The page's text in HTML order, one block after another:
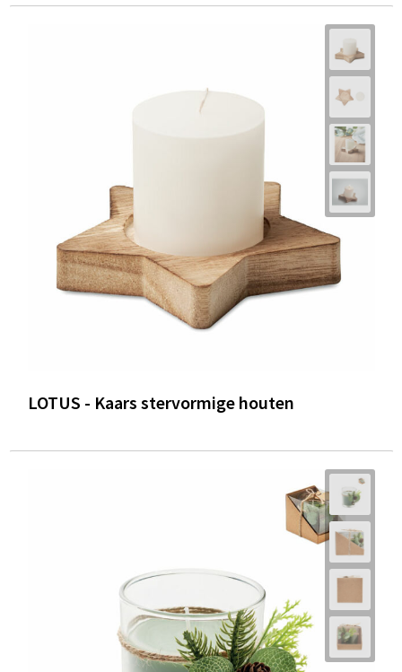
LOTUS - Kaars stervormige houten